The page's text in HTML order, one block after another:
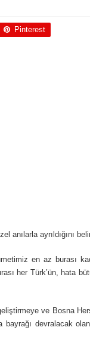
Pinterest
anılarla ayrıldığını
en az burası
her Türk’ün, hata
ve Bosna
bayrağı devralacak